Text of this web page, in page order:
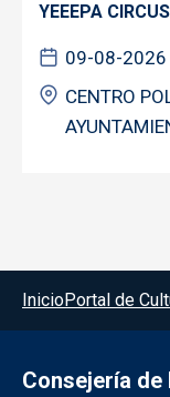
YEEEPA CIRCUS
09-08-2026
CENTRO
Menú del
InicioPortal de
Consejería de